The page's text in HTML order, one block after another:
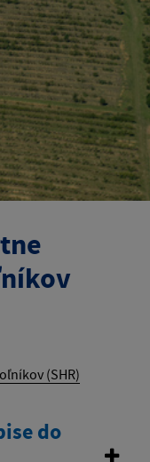
(SHR)
do